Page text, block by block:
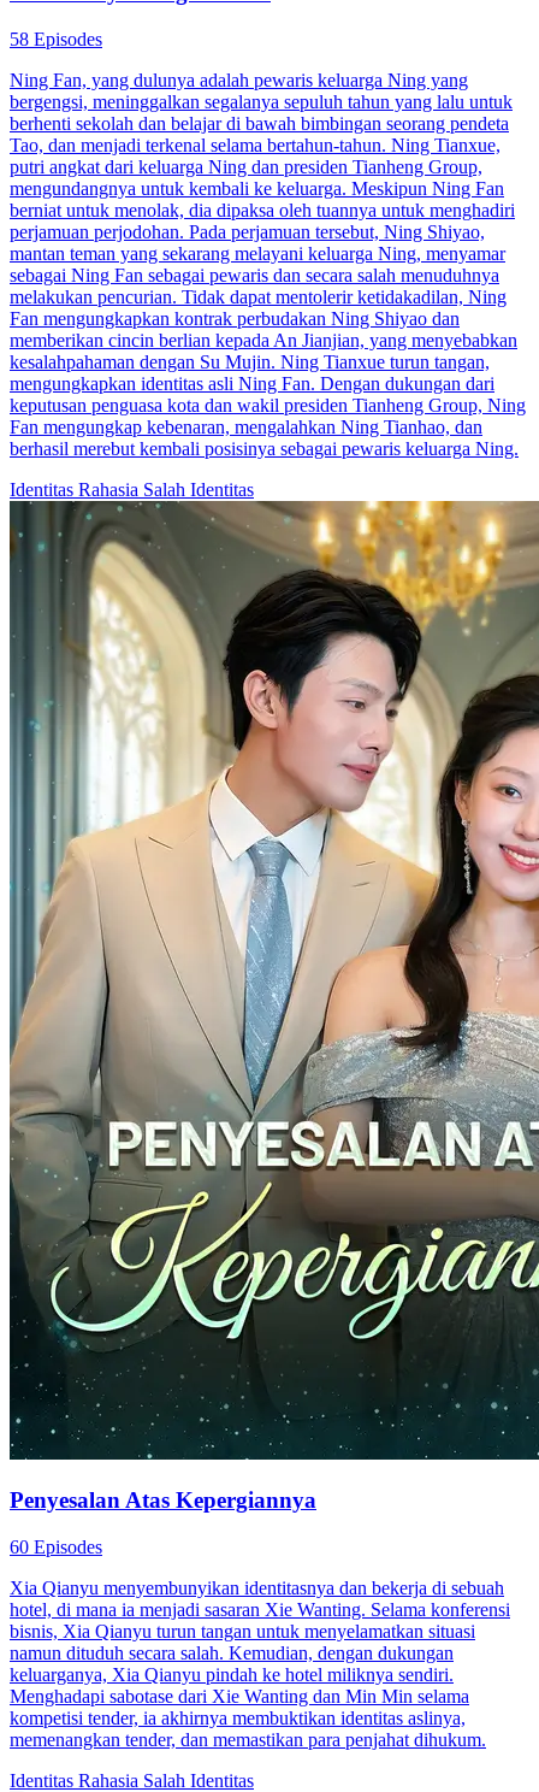
58 Episodes
Ning Fan, yang dulunya adalah pewaris keluarga Ning yang
bergengsi, meninggalkan segalanya sepuluh tahun yang lalu untuk
berhenti sekolah dan belajar di bawah bimbingan seorang pendeta
Tao, dan menjadi terkenal selama bertahun-tahun. Ning Tianxue,
putri angkat dari keluarga Ning dan presiden Tianheng Group,
mengundangnya untuk kembali ke keluarga. Meskipun Ning Fan
berniat untuk menolak, dia dipaksa oleh tuannya untuk menghadiri
perjamuan perjodohan. Pada perjamuan tersebut, Ning Shiyao,
mantan teman yang sekarang melayani keluarga Ning, menyamar
sebagai Ning Fan sebagai pewaris dan secara salah menuduhnya
melakukan pencurian. Tidak dapat mentolerir ketidakadilan, Ning
Fan mengungkapkan kontrak perbudakan Ning Shiyao dan
memberikan cincin berlian kepada An Jianjian, yang menyebabkan
kesalahpahaman dengan Su Mujin. Ning Tianxue turun tangan,
mengungkapkan identitas asli Ning Fan. Dengan dukungan dari
keputusan penguasa kota dan wakil presiden Tianheng Group, Ning
Fan mengungkap kebenaran, mengalahkan Ning Tianhao, dan
berhasil merebut kembali posisinya sebagai pewaris keluarga Ning.
Identitas Rahasia Salah Identitas
Penyesalan Atas Kepergiannya
60 Episodes
Xia Qianyu menyembunyikan identitasnya dan bekerja di sebuah
hotel, di mana ia menjadi sasaran Xie Wanting. Selama konferensi
bisnis, Xia Qianyu turun tangan untuk menyelamatkan situasi
namun dituduh secara salah. Kemudian, dengan dukungan
keluarganya, Xia Qianyu pindah ke hotel miliknya sendiri.
Menghadapi sabotase dari Xie Wanting dan Min Min selama
kompetisi tender, ia akhirnya membuktikan identitas aslinya,
memenangkan tender, dan memastikan para penjahat dihukum.
Identitas Rahasia Salah Identitas